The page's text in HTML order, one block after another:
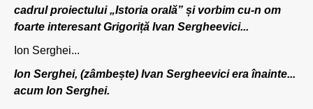
cadrul proiectului „Istoria orală” și vorbim cu-n om
foarte interesant Grigoriță Ivan Sergheevici...
Ion Serghei...
Ion Serghei, (zâmbește) Ivan Sergheevici era înainte...
acum Ion Serghei.